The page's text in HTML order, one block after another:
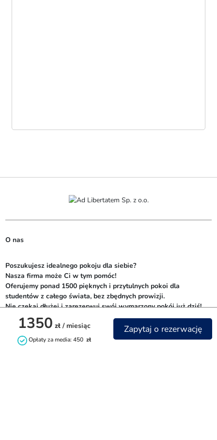
1350 zł / miesiąc
Opłaty za media: 450 zł
Zapytaj o rezerwację
O nas
Poszukujesz idealnego pokoju dla siebie?
Nasza firma może Ci w tym pomóc!
Oferujemy ponad 1500 pięknych i przytulnych pokoi dla
studentów z całego świata, bez zbędnych prowizji.
Nie czekaj dłużej i zarezerwuj swój wymarzony pokój już dziś!